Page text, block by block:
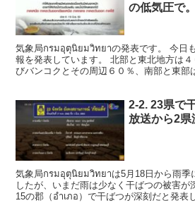
の低気圧で。
気象局กรมอุตุนิยมวิทยาの発表です。 今日
報を発表しています。 北部と東北地方は
びバンコクとその周辺６０％、南部と東部
2-2. 23県で
放送から2県
気象局กรมอุตุนิยมวิทยาは5月18日から雨季
したが、いまだ雨は少なく干ばつの被害が
15の郡（อำเภอ）で干ばつが深刻だと発表